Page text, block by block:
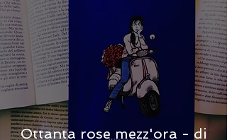
Ottanta rose mezz'ora - di